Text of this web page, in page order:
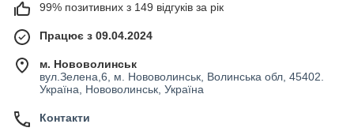
99% позитивних з 149 відгуків за рік
Працює з 09.04.2024
м. Нововолинськ
вул.Зелена,6, м. Нововолинськ, Волинська обл, 45402.
Україна, Нововолинськ, Україна
Контакти